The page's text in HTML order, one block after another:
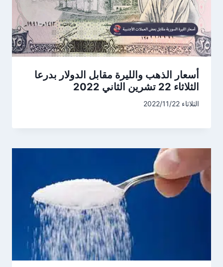
أسعار الذهب والليرة مقابل الدولار بدرعا
الثلاثاء 22 تشرين الثاني 2022
الثلاثاء 2022/11/22